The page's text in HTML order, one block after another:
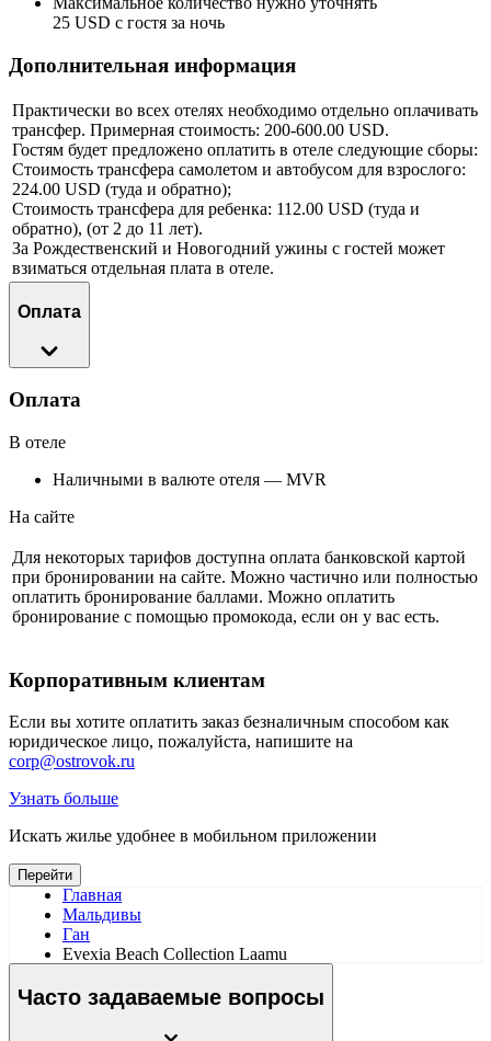
25 USD с гостя за ночь
Дополнительная информация
Практически во всех отелях необходимо отдельно оплачивать
трансфер. Примерная стоимость: 200-600.00 USD.
Гостям будет предложено оплатить в отеле следующие сборы:
Стоимость трансфера самолетом и автобусом для взрослого:
224.00 USD (туда и обратно);
Стоимость трансфера для ребенка: 112.00 USD (туда и
обратно), (от 2 до 11 лет).
За Рождественский и Новогодний ужины с гостей может
взиматься отдельная плата в отеле.
Оплата
Оплата
В отеле
Наличными в валюте отеля — MVR
На сайте
Для некоторых тарифов доступна оплата банковской картой
при бронировании на сайте. Можно частично или полностью
оплатить бронирование баллами. Можно оплатить
бронирование с помощью промокода, если он у вас есть.
Корпоративным клиентам
Если вы хотите оплатить заказ безналичным способом как
юридическое лицо, пожалуйста, напишите на
corp@ostrovok.ru
Узнать больше
Искать жилье удобнее в мобильном приложении
Перейти
Главная
Мальдивы
Ган
Evexia Beach Collection Laamu
Часто задаваемые вопросы